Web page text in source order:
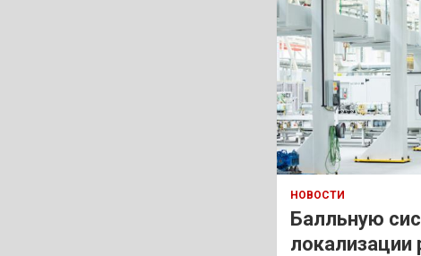
НОВОСТИ
Балльную
локализации